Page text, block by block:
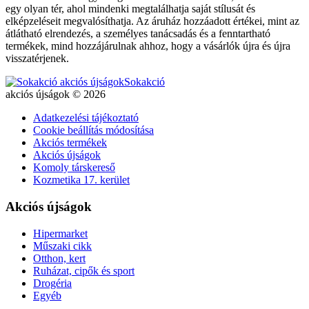
egy olyan tér, ahol mindenki megtalálhatja saját stílusát és
elképzeléseit megvalósíthatja. Az áruház hozzáadott értékei, mint az
átlátható elrendezés, a személyes tanácsadás és a fenntartható
termékek, mind hozzájárulnak ahhoz, hogy a vásárlók újra és újra
visszatérjenek.
Sokakció
akciós újságok © 2026
Adatkezelési tájékoztató
Cookie beállítás módosítása
Akciós termékek
Akciós újságok
Komoly társkereső
Kozmetika 17. kerület
Akciós újságok
Hipermarket
Műszaki cikk
Otthon, kert
Ruházat, cipők és sport
Drogéria
Egyéb